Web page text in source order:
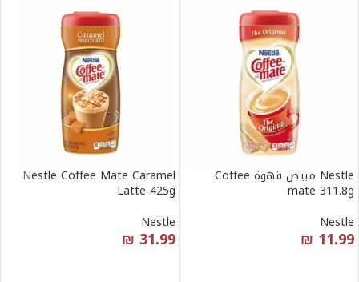
Nestle مبيض قهوة Coffee
mate 311.8g
Nestle
₪ 11.99
Nestle Coffee Mate Caramel
Latte 425g
Nestle
₪ 31.99